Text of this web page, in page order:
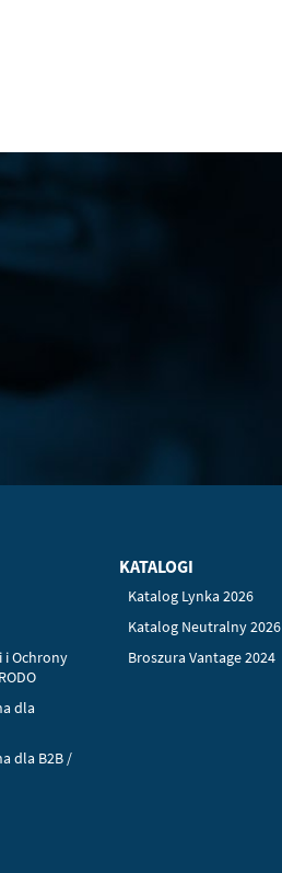
i Ochrony
dla
dla B2B /
KATALOGI
Katalog Lynka 2026
Katalog Neutralny 2026
Broszura Vantage 2024